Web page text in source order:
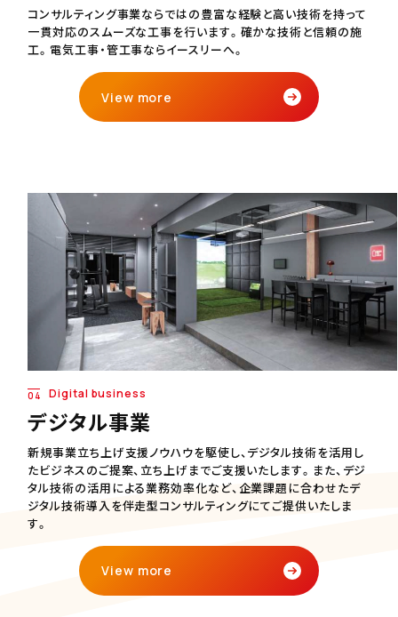
コンサルティング事業ならではの豊富な経験と高い技術を持って
一貫対応のスムーズな工事を行います。確かな技術と信頼の施
工。電気工事・管工事ならイースリーへ。
View more
04 Digital business
デジタル事業
新規事業立ち上げ支援ノウハウを駆使し、デジタル技術を活用し
たビジネスのご提案、立ち上げまでご支援いたします。また、デジ
タル技術の活用による業務効率化など、企業課題に合わせたデ
ジタル技術導入を伴走型コンサルティングにてご提供いたしま
す。
View more